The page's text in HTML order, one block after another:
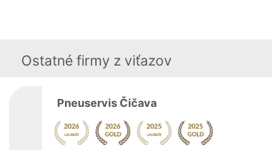
Ostatné firmy z viťazov
Pneuservis Čičava